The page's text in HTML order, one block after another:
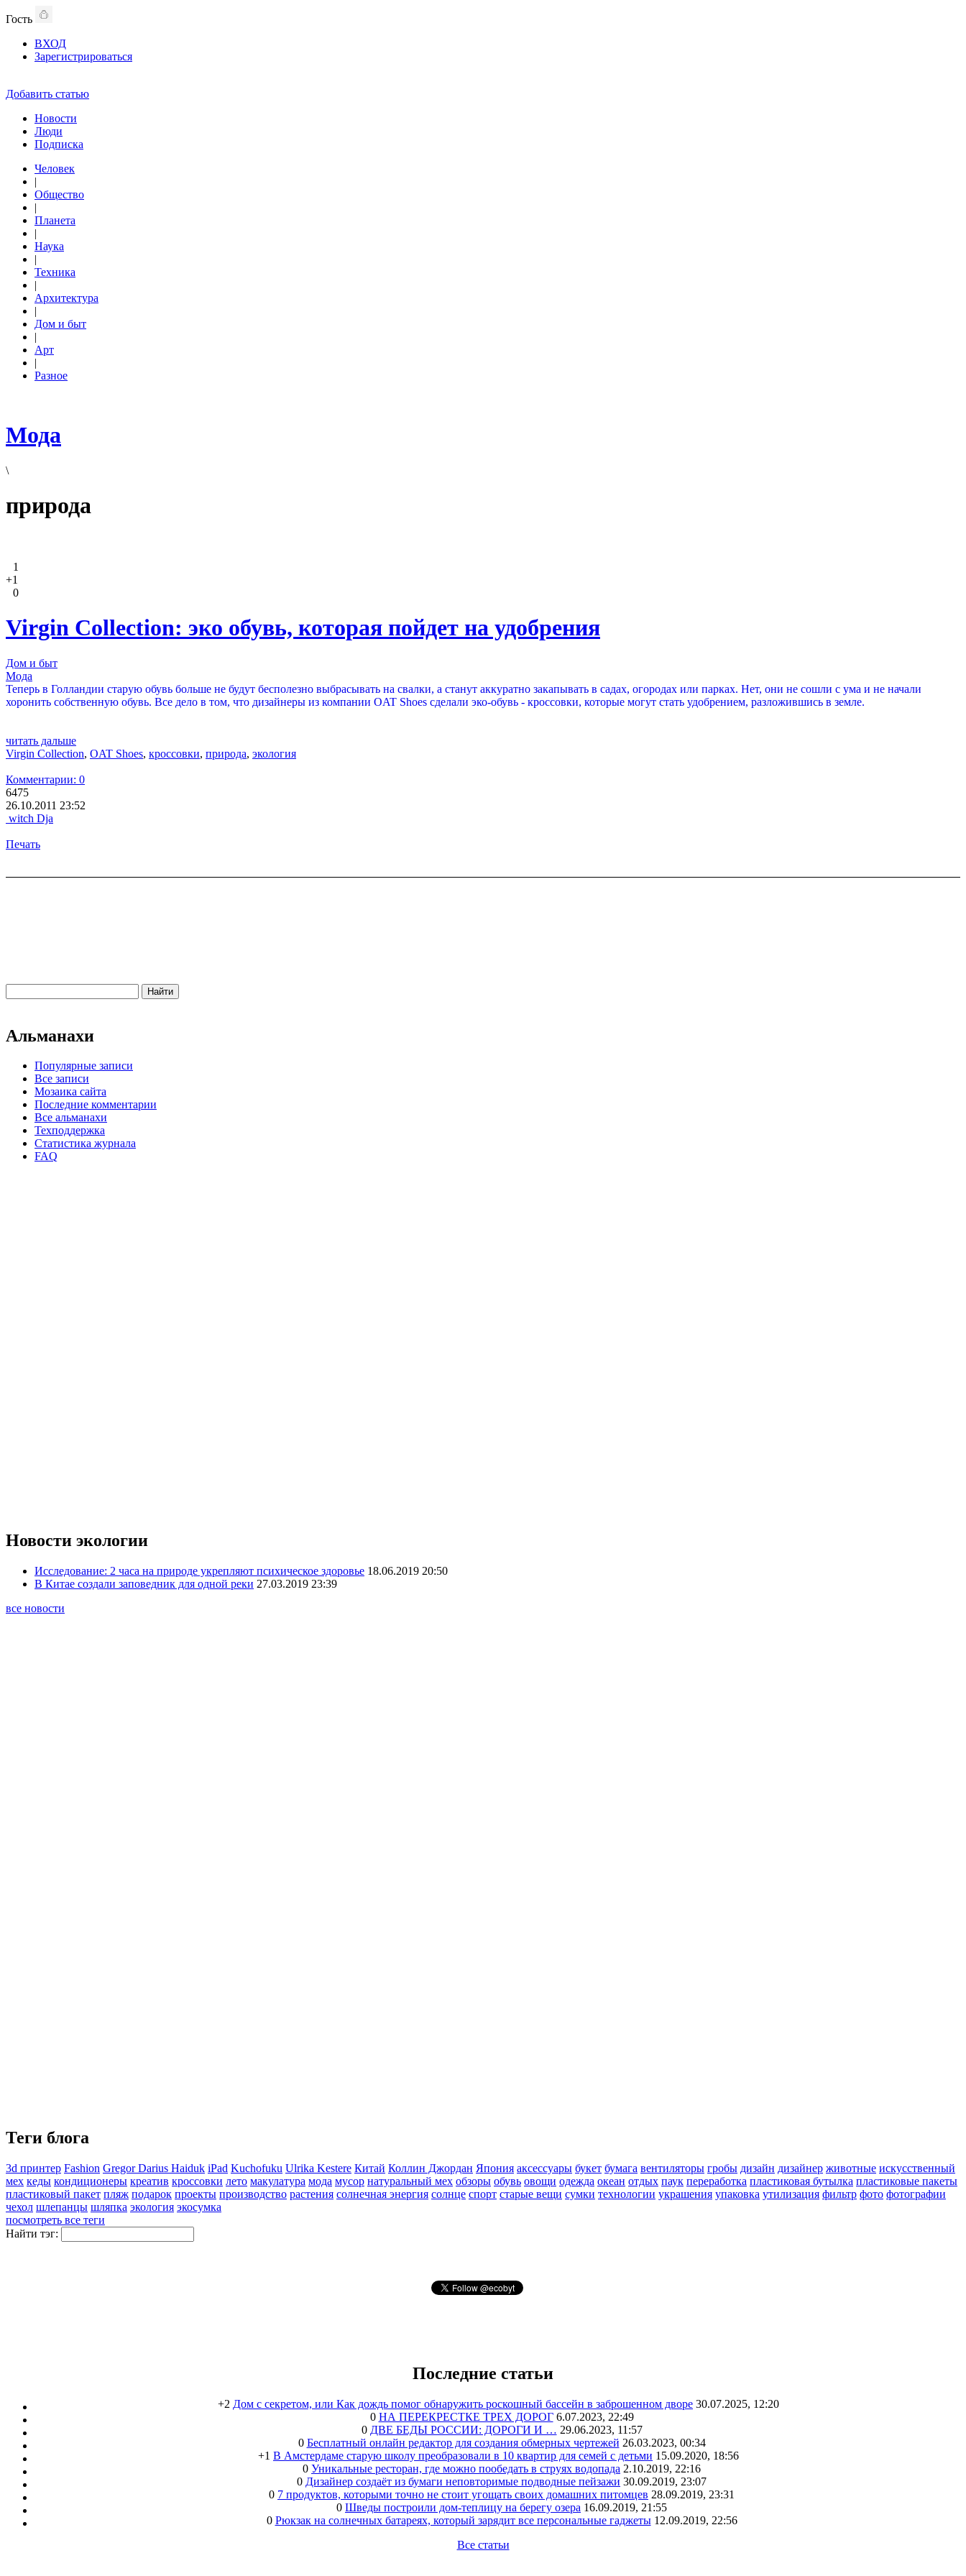
Гость
ВХОД
Зарегистрироваться
Добавить статью
Новости
Люди
Подписка
Человек
|
Общество
|
Планета
|
Наука
|
Техника
|
Архитектура
|
Дом и быт
|
Арт
|
Разное
Мода
\
природа
1
+1
0
Virgin Collection: эко обувь, которая пойдет на удобрения
Дом и быт
Мода
Теперь в Голландии старую обувь больше не будут бесполезно выбрасывать на свалки, а станут аккуратно закапывать в садах, огородах или парках. Нет, они не сошли с ума и не начали
хоронить собственную обувь. Все дело в том, что дизайнеры из компании OAT Shoes сделали эко-обувь - кроссовки, которые могут стать удобрением, разложившись в земле.
читать дальше
Virgin Collection, OAT Shoes, кроссовки, природа, экология
Комментарии: 0
6475
26.10.2011 23:52
witch Dja
Печать
Альманахи
Популярные записи
Все записи
Мозаика сайта
Последние комментарии
Все альманахи
Техподдержка
Статистика журнала
FAQ
Новости экологии
Исследование: 2 часа на природе укрепляют психическое здоровье 18.06.2019 20:50
В Китае создали заповедник для одной реки 27.03.2019 23:39
все новости
Теги блога
3d принтер Fashion Gregor Darius Haiduk iPad Kuchofuku Ulrika Kestere Китай Коллин Джордан Япония аксессуары букет бумага вентиляторы гробы дизайн дизайнер животные искусственный
мех кеды кондиционеры креатив кроссовки лето макулатура мода мусор натуральный мех обзоры обувь овощи одежда океан отдых паук переработка пластиковая бутылка пластиковые пакеты
пластиковый пакет пляж подарок проекты производство растения солнечная энергия солнце спорт старые вещи сумки технологии украшения упаковка утилизация фильтр фото фотографии
чехол шлепанцы шляпка экология экосумка
посмотреть все теги
Найти тэг:
Последние статьи
+2 Дом с секретом, или Как дождь помог обнаружить роскошный бассейн в заброшенном дворе 30.07.2025, 12:20
0 НА ПЕРЕКРЕСТКЕ ТРЕХ ДОРОГ 6.07.2023, 22:49
0 ДВЕ БЕДЫ РОССИИ: ДОРОГИ И … 29.06.2023, 11:57
0 Бесплатный онлайн редактор для создания обмерных чертежей 26.03.2023, 00:34
+1 В Амстердаме старую школу преобразовали в 10 квартир для семей с детьми 15.09.2020, 18:56
0 Уникальные ресторан, где можно пообедать в струях водопада 2.10.2019, 22:16
0 Дизайнер создаёт из бумаги неповторимые подводные пейзажи 30.09.2019, 23:07
0 7 продуктов, которыми точно не стоит угощать своих домашних питомцев 28.09.2019, 23:31
0 Шведы построили дом-теплицу на берегу озера 16.09.2019, 21:55
0 Рюкзак на солнечных батареях, который зарядит все персональные гаджеты 12.09.2019, 22:56
Все статьи